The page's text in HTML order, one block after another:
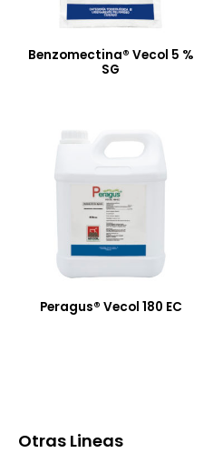
Benzomectina® Vecol 5 %
SG
Peragus® Vecol 180 EC
Otras Lineas